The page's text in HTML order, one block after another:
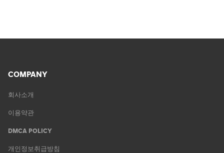
COMPANY
회사소개
이용약관
DMCA POLICY
개인정보취급방침